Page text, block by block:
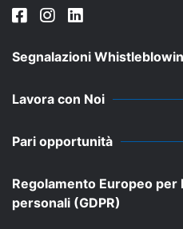
Segnalazioni
Lavora con Noi
Pari opportunità
Regolamento Europeo
personali (GDPR)